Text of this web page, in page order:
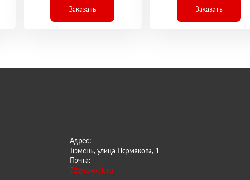
Заказать Заказать
Адрес:
Тюмень, улица Пермякова, 1
Почта:
72@sowork.ru